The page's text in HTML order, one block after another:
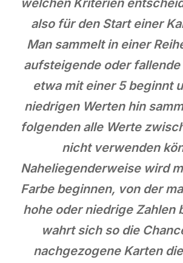
also für den Start einer
Man sammelt in einer
aufsteigende oder fallende
etwa mit einer 5 beginnt
niedrigen Werten hin
folgenden alle Werte
nicht verwenden
Naheliegenderweise wird
Farbe beginnen, von der
hohe oder niedrige Zahlen
wahrt sich so die
nachgezogene Karten